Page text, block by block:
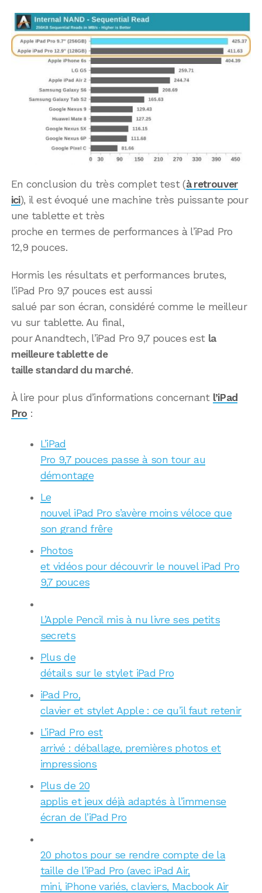
En conclusion du très complet test (à retrouver
ici), il est évoqué une machine très puissante pour
une tablette et très
proche en termes de performances à l’iPad Pro
12,9 pouces.
Hormis les résultats et performances brutes,
l’iPad Pro 9,7 pouces est aussi
salué par son écran, considéré comme le meilleur
vu sur tablette. Au final,
pour Anandtech, l’iPad Pro 9,7 pouces est la
meilleure tablette de
taille standard du marché.
À lire pour plus d’informations concernant l’iPad
Pro :
L’iPad
Pro 9,7 pouces passe à son tour au
démontage
Le
nouvel iPad Pro s’avère moins véloce que
son grand frêre
Photos
et vidéos pour découvrir le nouvel iPad Pro
9,7 pouces
L’Apple Pencil mis à nu livre ses petits
secrets
Plus de
détails sur le stylet iPad Pro
iPad Pro,
clavier et stylet Apple : ce qu’il faut retenir
L’iPad Pro est
arrivé : déballage, premières photos et
impressions
Plus de 20
applis et jeux déjà adaptés à l’immense
écran de l’iPad Pro
20 photos pour se rendre compte de la
taille de l’iPad Pro (avec iPad Air,
mini, iPhone variés, claviers, Macbook Air